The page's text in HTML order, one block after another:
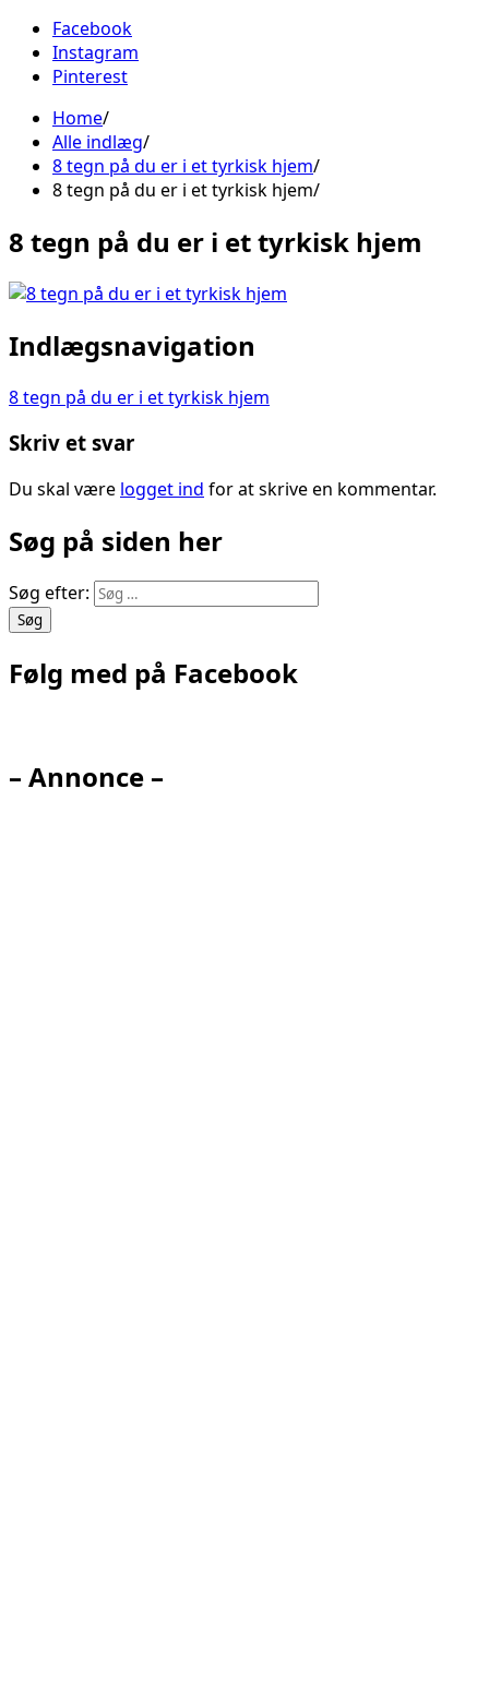
Facebook
Instagram
Pinterest
Home
Alle indlæg
8 tegn på du er i et tyrkisk hjem
8 tegn på du er i et tyrkisk hjem
8 tegn på du er i et tyrkisk hjem
Indlægsnavigation
8 tegn på du er i et tyrkisk hjem
Skriv et svar
Du skal være logget ind for at skrive en kommentar.
Søg på siden her
Søg efter:
Følg med på Facebook
– Annonce –